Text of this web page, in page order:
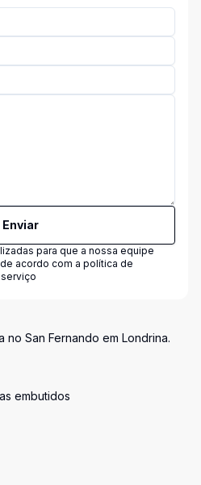
Enviar
para que a nossa equipe
acordo com a política de
no San Fernando em Londrina.
embutidos